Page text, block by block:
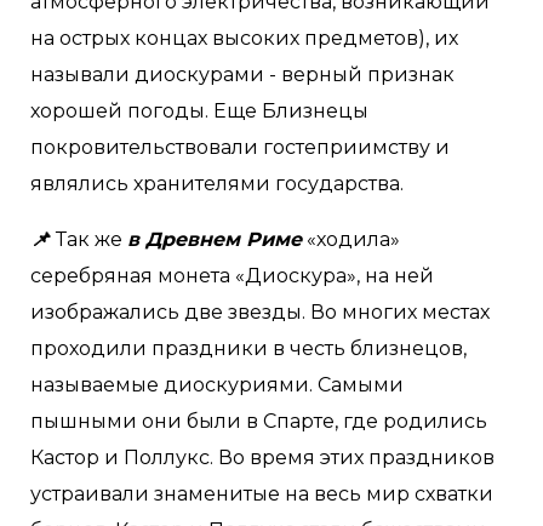
на острых концах высоких предметов), их
называли диоскурами - верный признак
хорошей погоды. Еще Близнецы
покровительствовали гостеприимству и
являлись хранителями государства.
📌Так же в Древнем Риме«ходила»
серебряная монета «Диоскура», на ней
изображались две звезды. Во многих местах
проходили праздники в честь близнецов,
называемые диоскуриями. Самыми
пышными они были в Спарте, где родились
Кастор и Поллукс. Во время этих праздников
устраивали знаменитые на весь мир схватки